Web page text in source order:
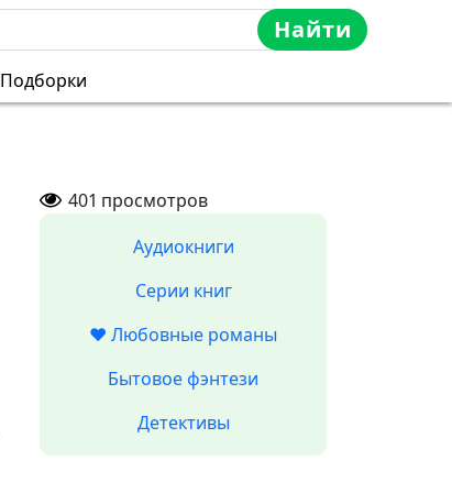
Найти
Подборки
401 просмотров
Аудиокниги
Серии книг
❤️ Любовные романы
Бытовое фэнтези
Детективы